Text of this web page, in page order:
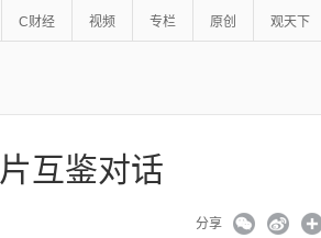
C财经 视频 专栏 原创 观天下
互鉴对话
分享